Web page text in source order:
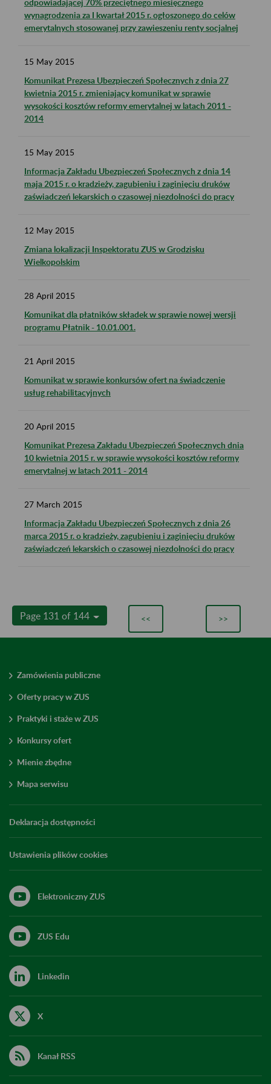
odpowiadającej 70% przeciętnego miesięcznego
wynagrodzenia za I kwartał 2015 r. ogłoszonego do celów
emerytalnych stosowanej przy zawieszeniu renty socjalnej
15 May 2015
Komunikat Prezesa Ubezpieczeń Społecznych z dnia 27
kwietnia 2015 r. zmieniający komunikat w sprawie
wysokości kosztów reformy emerytalnej w latach 2011 -
2014
15 May 2015
Informacja Zakładu Ubezpieczeń Społecznych z dnia 14
maja 2015 r. o kradzieży, zagubieniu i zaginięciu druków
zaświadczeń lekarskich o czasowej niezdolności do pracy
12 May 2015
Zmiana lokalizacji Inspektoratu ZUS w Grodzisku
Wielkopolskim
28 April 2015
Komunikat dla płatników składek w sprawie nowej wersji
programu Płatnik - 10.01.001.
21 April 2015
Komunikat w sprawie konkursów ofert na świadczenie
usług rehabilitacyjnych
20 April 2015
Komunikat Prezesa Zakładu Ubezpieczeń Społecznych dnia
10 kwietnia 2015 r. w sprawie wysokości kosztów reformy
emerytalnej w latach 2011 - 2014
27 March 2015
Informacja Zakładu Ubezpieczeń Społecznych z dnia 26
marca 2015 r. o kradzieży, zagubieniu i zaginięciu druków
zaświadczeń lekarskich o czasowej niezdolności do pracy
Page 131 of 144 << >>
Zamówienia publiczne
Oferty pracy w ZUS
Praktyki i staże w ZUS
Konkursy ofert
Mienie zbędne
Mapa serwisu
Deklaracja dostępności
Ustawienia plików cookies
Elektroniczny ZUS
ZUS Edu
Linkedin
X
Kanał RSS